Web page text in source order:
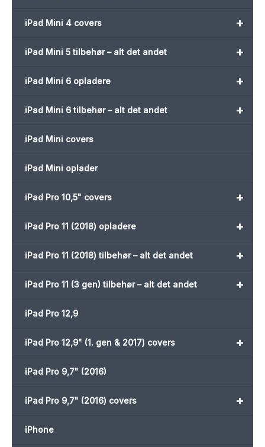
+
iPad Mini 4 covers
+
iPad Mini 5 tilbehør – alt det andet
+
iPad Mini 6 opladere
+
iPad Mini 6 tilbehør – alt det andet
iPad Mini covers
iPad Mini oplader
+
iPad Pro 10,5" covers
+
iPad Pro 11 (2018) opladere
+
iPad Pro 11 (2018) tilbehør – alt det andet
+
iPad Pro 11 (3 gen) tilbehør – alt det andet
iPad Pro 12,9
+
iPad Pro 12,9" (1. gen & 2017) covers
iPad Pro 9,7" (2016)
+
iPad Pro 9,7" (2016) covers
iPhone